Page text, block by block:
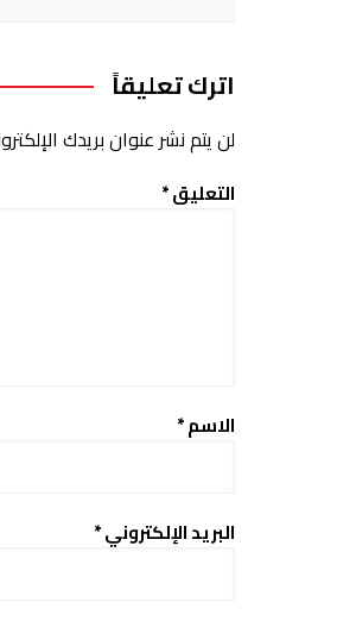
اترك تعليقاً
لن يتم نشر عنوان بريدك
التعليق*
الاسم*
البريد الإلكتروني*